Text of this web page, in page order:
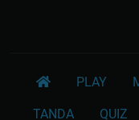
PLAY
TANDA QUIZ